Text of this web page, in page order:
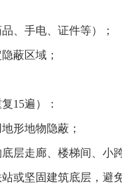
、手电、证件等）；
蔽区域；
15遍）：
形地物隐蔽‌；
层走廊、楼梯间、小
或坚固建筑底层，‌避